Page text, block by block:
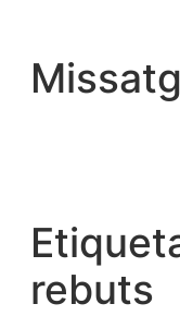
contingut
rebuts